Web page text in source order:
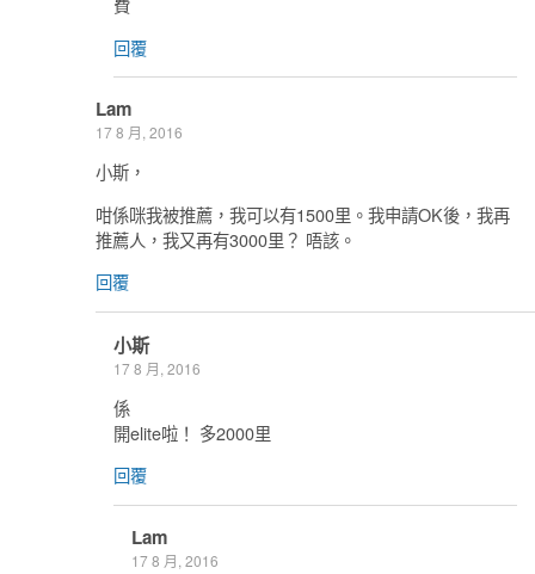
回覆
Lam
17 8 月, 2016
小斯，
咁係咪我被推薦，我可以有1500里。我申請OK後，我再
推薦人，我又再有3000里？ 唔該。
回覆
小斯
17 8 月, 2016
係
開elite啦！ 多2000里
回覆
Lam
17 8 月, 2016